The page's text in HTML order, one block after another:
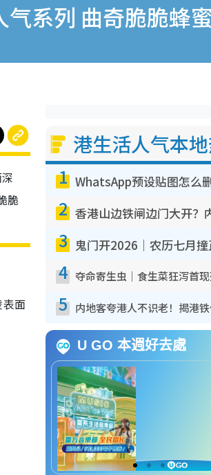
系列 曲奇脆脆蜂
脆
面
港生活人气本
1
2
3
4
5
U GO 本週好去處